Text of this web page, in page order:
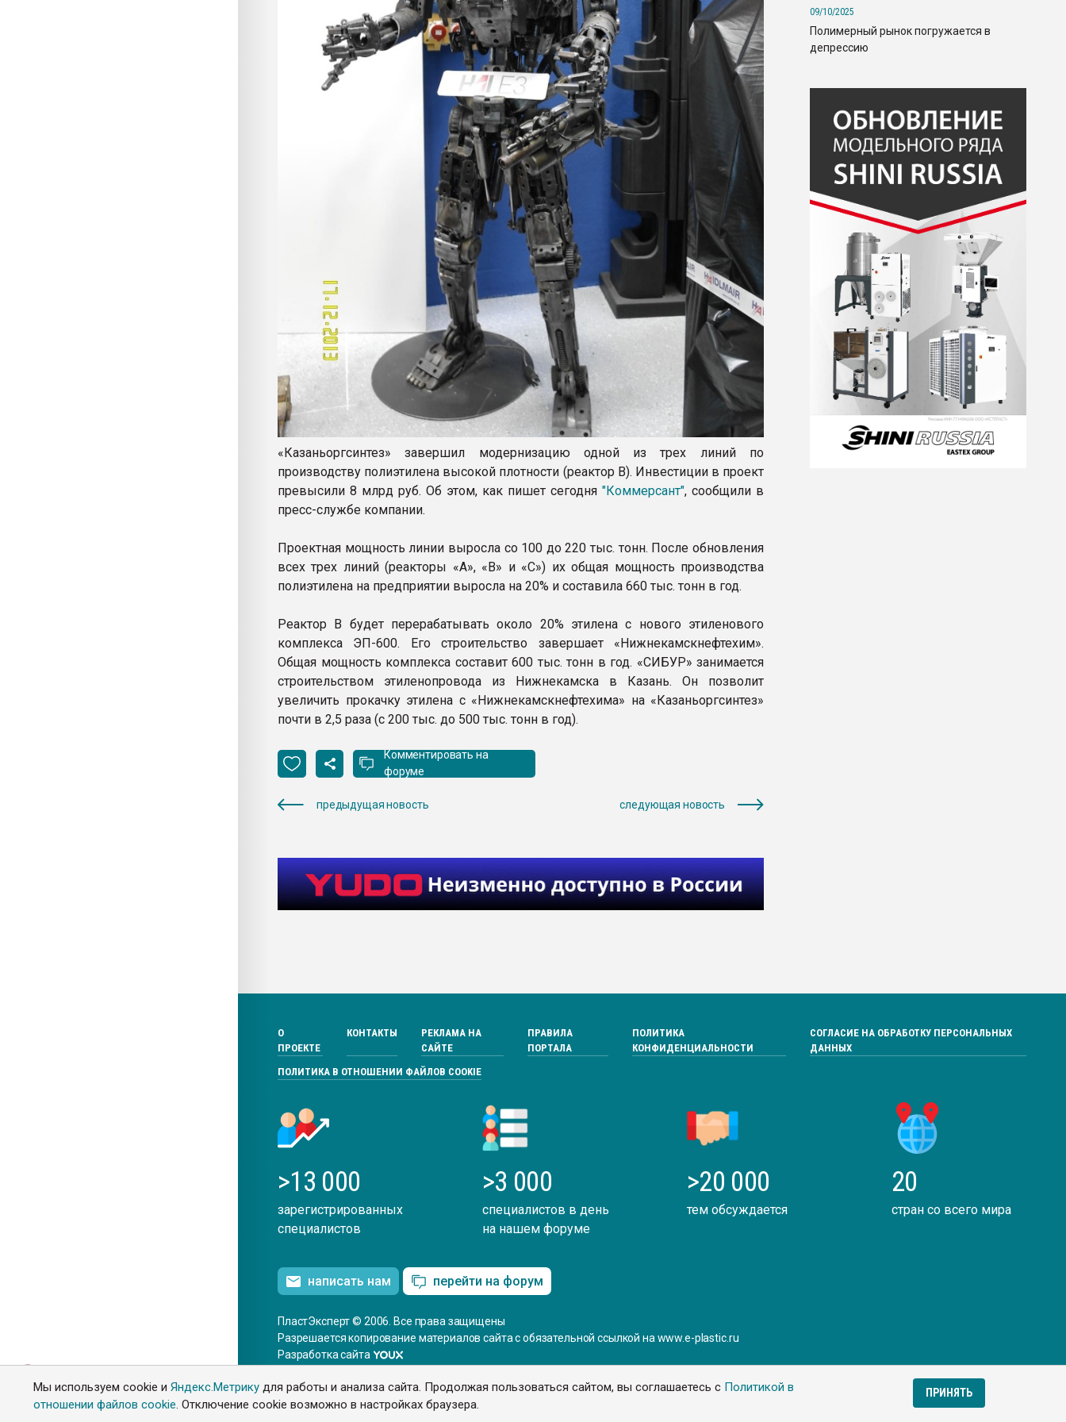
Мы используем cookie иЯндекс.Метрику для работы и анализа сайта. Продолжая пользоваться сайтом, вы соглашаетесь с Политикой в
отношении файлов cookie. Отключение cookie возможно в настройках браузера.
ПРИНЯТЬ
«Казаньоргсинтез» завершил модернизацию одной из трех линий по
производству полиэтилена высокой плотности (реактор В). Инвестиции в проект
превысили 8 млрд руб. Об этом, как пишет сегодня "Коммерсант", сообщили в
пресс-службе компании.
Проектная мощность линии выросла со 100 до 220 тыс. тонн. После обновления
всех трех линий (реакторы «А», «В» и «С») их общая мощность производства
полиэтилена на предприятии выросла на 20% и составила 660 тыс. тонн в год.
Реактор В будет перерабатывать около 20% этилена с нового этиленового
комплекса ЭП-600. Его строительство завершает «Нижнекамскнефтехим».
Общая мощность комплекса составит 600 тыс. тонн в год. «СИБУР» занимается
строительством этиленопровода из Нижнекамска в Казань. Он позволит
увеличить прокачку этилена с «Нижнекамскнефтехима» на «Казаньоргсинтез»
почти в 2,5 раза (с 200 тыс. до 500 тыс. тонн в год).
Комментировать на
форуме
предыдущая новость следующая новость
09/10/2025
Полимерный рынок погружается в
депрессию
О
ПРОЕКТЕ
КОНТАКТЫ
РЕКЛАМА НА
САЙТЕ
ПРАВИЛА
ПОРТАЛА
ПОЛИТИКА
КОНФИДЕНЦИАЛЬНОСТИ
СОГЛАСИЕ НА ОБРАБОТКУ ПЕРСОНАЛЬНЫХ
ДАННЫХ
ПОЛИТИКА В ОТНОШЕНИИ ФАЙЛОВ COOKIE
>13 000
зарегистрированных
специалистов
>3 000
специалистов в день
на нашем форуме
>20 000
тем обсуждается
20
стран со всего мира
написать нам перейти на форум
ПластЭксперт © 2006. Все права защищены
Разрешается копирование материалов сайта с обязательной ссылкой на www.e-plastic.ru
Разработка сайта